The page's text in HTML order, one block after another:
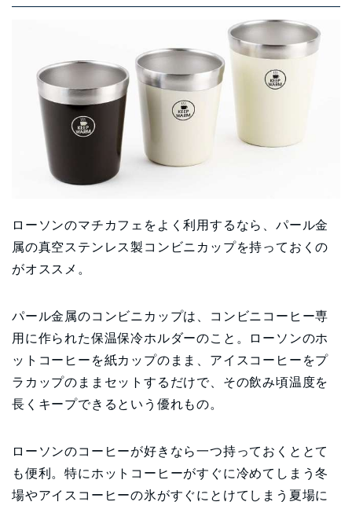
ローソンのマチカフェをよく利用するなら、パール金
属の真空ステンレス製コンビニカップを持っておくの
がオススメ。
パール金属のコンビニカップは、コンビニコーヒー専
用に作られた保温保冷ホルダーのこと。ローソンのホ
ットコーヒーを紙カップのまま、アイスコーヒーをプ
ラカップのままセットするだけで、その飲み頃温度を
長くキープできるという優れもの。
ローソンのコーヒーが好きなら一つ持っておくととて
も便利。特にホットコーヒーがすぐに冷めてしまう冬
場やアイスコーヒーの氷がすぐにとけてしまう夏場に